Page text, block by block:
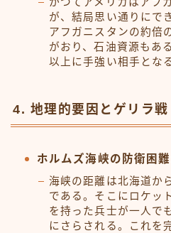
が、結局思い通りにで
アフガニスタンの約倍
がおり、石油資源もあ
以上に手強い相手とな
4. 地理的要因とゲリラ戦
ホルムズ海峡の防衛困
海峡の距離は北海道か
である。そこにロケッ
を持った兵士が一人で
にさらされる。これを